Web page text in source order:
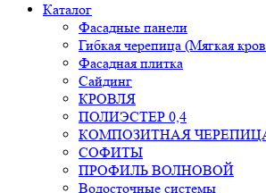
Каталог
Фасадные панели
Гибкая черепица (Мягкая
Фасадная плитка
Сайдинг
КРОВЛЯ
ПОЛИЭСТЕР 0,4
КОМПОЗИТНАЯ
СОФИТЫ
ПРОФИЛЬ ВОЛНОВОЙ
Водосточные системы